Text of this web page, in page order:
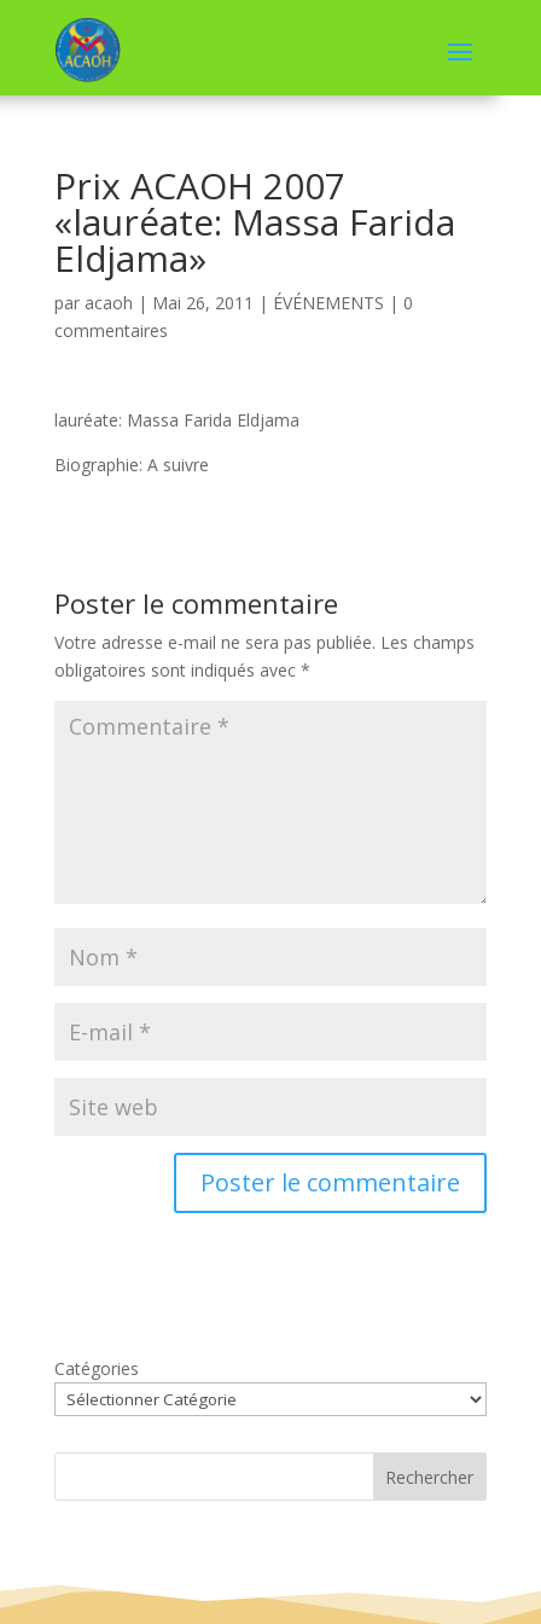
Prix ACAOH 2007
«lauréate: Massa Farida
Eldjama»
par acaoh | Mai 26, 2011 | ÉVÉNEMENTS | 0
commentaires
lauréate: Massa Farida Eldjama
Biographie: A suivre
Poster le commentaire
Votre adresse e-mail ne sera pas publiée. Les champs
obligatoires sont indiqués avec *
Catégories
Rechercher